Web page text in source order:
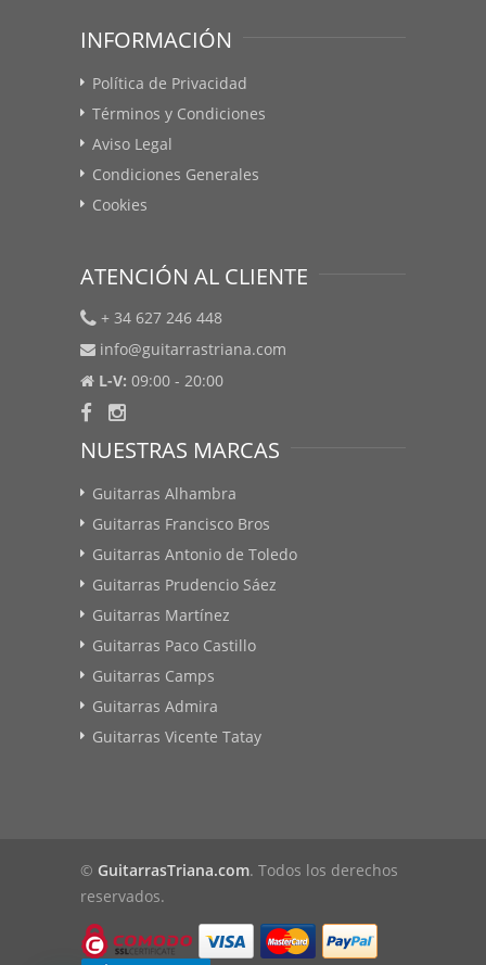
INFORMACIÓN
Política de Privacidad
Términos y Condiciones
Aviso Legal
Condiciones Generales
Cookies
ATENCIÓN AL CLIENTE
+ 34 627 246 448
info@guitarrastriana.com
L-V: 09:00 - 20:00
NUESTRAS MARCAS
Guitarras Alhambra
Guitarras Francisco Bros
Guitarras Antonio de Toledo
Guitarras Prudencio Sáez
Guitarras Martínez
Guitarras Paco Castillo
Guitarras Camps
Guitarras Admira
Guitarras Vicente Tatay
© GuitarrasTriana.com. Todos los derechos
reservados.